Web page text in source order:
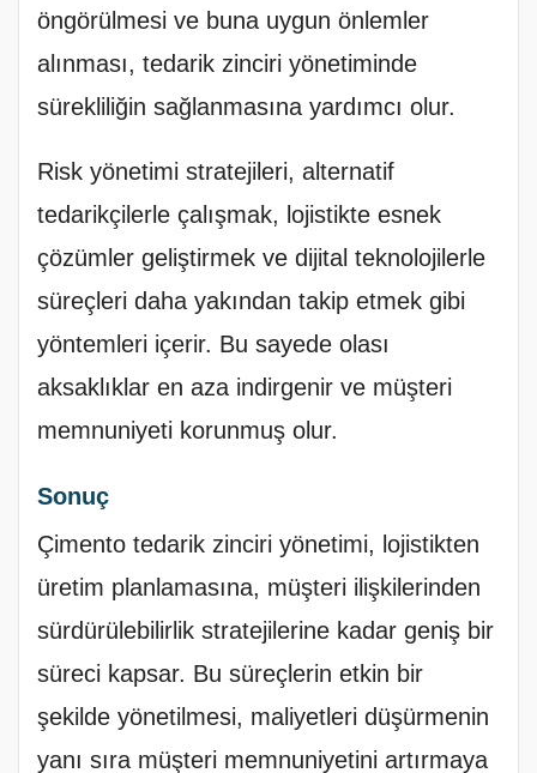
öngörülmesi ve buna uygun önlemler
alınması, tedarik zinciri yönetiminde
sürekliliğin sağlanmasına yardımcı olur.
Risk yönetimi stratejileri, alternatif
tedarikçilerle çalışmak, lojistikte esnek
çözümler geliştirmek ve dijital teknolojilerle
süreçleri daha yakından takip etmek gibi
yöntemleri içerir. Bu sayede olası
aksaklıklar en aza indirgenir ve müşteri
memnuniyeti korunmuş olur.
Sonuç
Çimento tedarik zinciri yönetimi, lojistikten
üretim planlamasına, müşteri ilişkilerinden
sürdürülebilirlik stratejilerine kadar geniş bir
süreci kapsar. Bu süreçlerin etkin bir
şekilde yönetilmesi, maliyetleri düşürmenin
yanı sıra müşteri memnuniyetini artırmaya